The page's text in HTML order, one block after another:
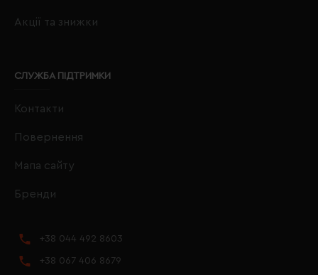
Акції та знижки
СЛУЖБА ПІДТРИМКИ
Контакти
Повернення
Мапа сайту
Бренди
+38 044 492 8603
+38 067 406 8679